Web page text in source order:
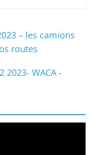
– les camions
routes
2023- WACA -